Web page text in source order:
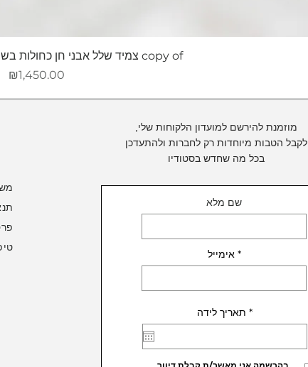
copy of צמיד שלל אבני חן כחולות בשילוב חרוזי זהב 14 קראט
מחיר
₪1,450.00
מוזמנת להירשם למועדון הלקוחות שלי,
לקבל הטבות מיוחדות רק לחברות ולהתעדכן
בכל מה שחדש בסטודיו
שם מלא
אימייל
תאריך לידה *r
e
i
r